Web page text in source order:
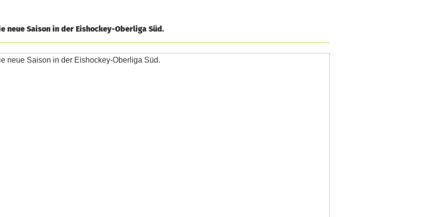
neue Saison in der Eishockey-Oberliga Süd.